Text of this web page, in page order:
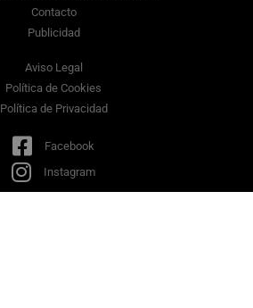
Contacto
Publicidad
Aviso Legal
Política de Cookies
Política de Privacidad
Facebook
Instagram